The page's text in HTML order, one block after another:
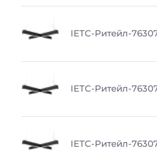
IETC-Ритейл-
IETC-Ритейл-
IETC-Ритейл-